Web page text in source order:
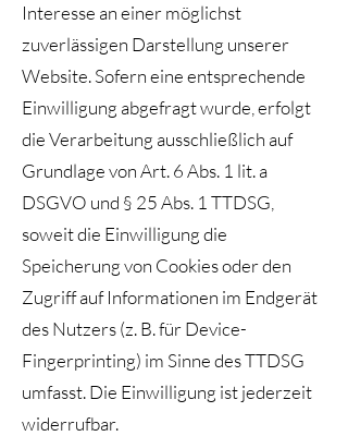
Interesse an einer möglichst
zuverlässigen Darstellung unserer
Website. Sofern eine entsprechende
Einwilligung abgefragt wurde, erfolgt
die Verarbeitung ausschließlich auf
Grundlage von Art. 6 Abs. 1 lit. a
DSGVO und § 25 Abs. 1 TTDSG,
soweit die Einwilligung die
Speicherung von Cookies oder den
Zugriff auf Informationen im Endgerät
des Nutzers (z. B. für Device-
Fingerprinting) im Sinne des TTDSG
umfasst. Die Einwilligung ist jederzeit
widerrufbar.